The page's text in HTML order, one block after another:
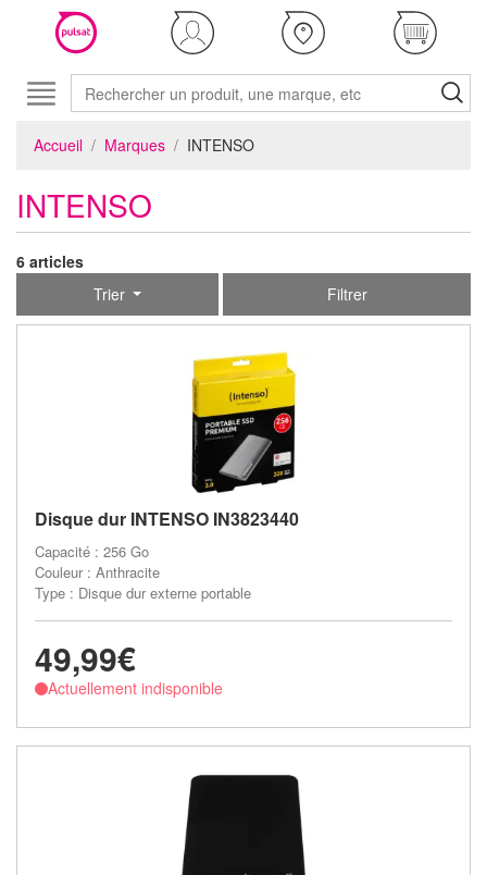
Accueil Marques INTENSO
INTENSO
6 articles
Trier
Filtrer
Disque dur INTENSO IN3823440
Capacité : 256 Go
Couleur : Anthracite
Type : Disque dur externe portable
49,99€
Actuellement indisponible